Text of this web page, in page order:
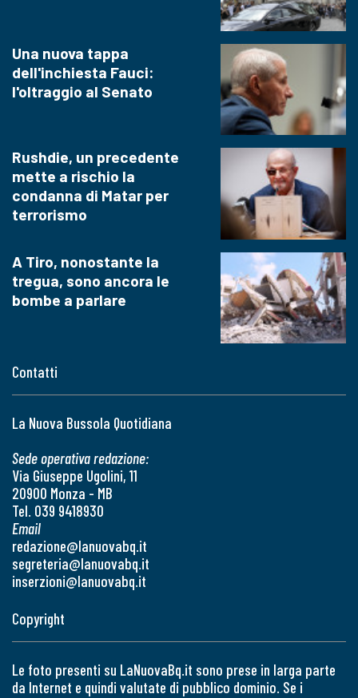
Contatti
La Nuova Bussola Quotidiana
Sede operativa redazione:
Via Giuseppe Ugolini, 11
20900 Monza - MB
Tel. 039 9418930
Email
redazione@lanuovabq.it
segreteria@lanuovabq.it
inserzioni@lanuovabq.it
Una nuova tappa
dell'inchiesta Fauci:
l'oltraggio al Senato
Rushdie, un precedente
mette a rischio la
condanna di Matar per
terrorismo
A Tiro, nonostante la
tregua, sono ancora le
bombe a parlare
Copyright
Le foto presenti su LaNuovaBq.it sono prese in larga parte
da Internet e quindi valutate di pubblico dominio. Se i